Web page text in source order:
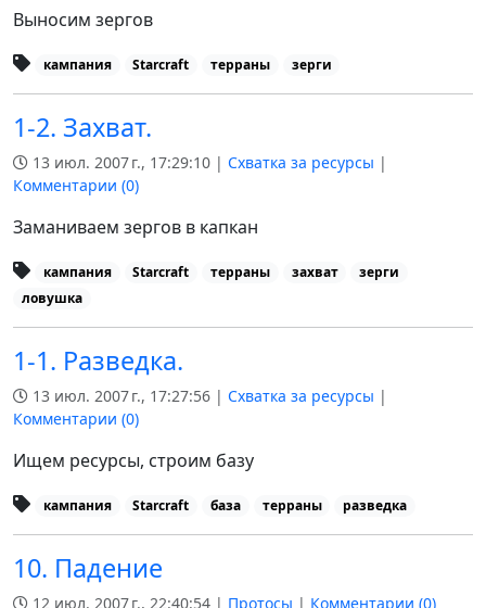
Выносим зергов
кампания Starcraft терраны зерги
1-2. Захват.
13 июл. 2007 г., 17:29:10 | Схватка за ресурсы |
Комментарии (0)
Заманиваем зергов в капкан
кампания Starcraft терраны захват
зерги
ловушка
1-1. Разведка.
13 июл. 2007 г., 17:27:56 | Схватка за ресурсы |
Комментарии (0)
Ищем ресурсы, строим базу
кампания Starcraft база терраны разведка
10. Падение
12 июл. 2007 г., 22:40:54 | Протосы | Комментарии (0)